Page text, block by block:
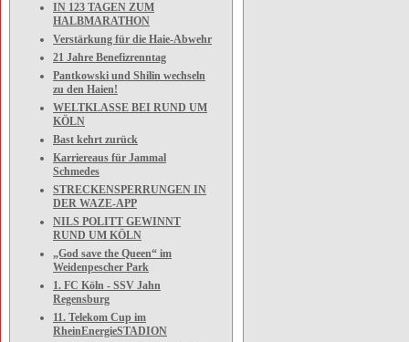
IN 123 TAGEN ZUM
HALBMARATHON
Verstärkung für die Haie-Abwehr
21 Jahre Benefizrenntag
Pantkowski und Shilin wechseln
zu den Haien!
WELTKLASSE BEI RUND UM
KÖLN
Bast kehrt zurück
Karriereaus für Jammal
Schmedes
STRECKENSPERRUNGEN IN
DER WAZE-APP
NILS POLITT GEWINNT
RUND UM KÖLN
„God save the Queen“ im
Weidenpescher Park
1. FC Köln - SSV Jahn
Regensburg
11. Telekom Cup im
RheinEnergieSTADION